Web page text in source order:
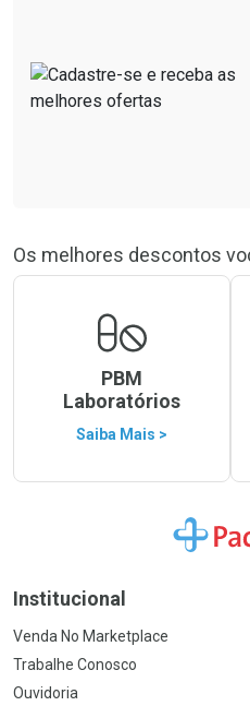
Os melhores descontos
PBM
Laboratórios
Saiba Mais >
Ir para a
Institucional
Venda No Marketplace
Trabalhe Conosco
Ouvidoria